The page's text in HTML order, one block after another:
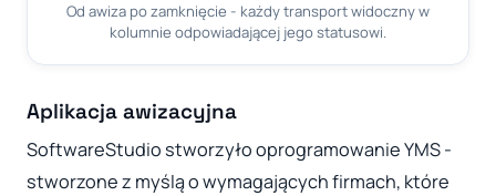
Od awiza po zamknięcie - każdy transport widoczny w
kolumnie odpowiadającej jego statusowi.
Aplikacja awizacyjna
SoftwareStudio stworzyło oprogramowanie YMS -
stworzone z myślą o wymagających firmach, które